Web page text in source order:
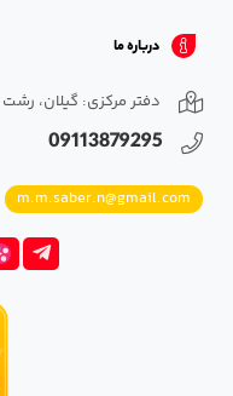
درباره ما
دفتر مرکزی: گیلان، رشت
09113879295
m.m.saber.n@gmail.com